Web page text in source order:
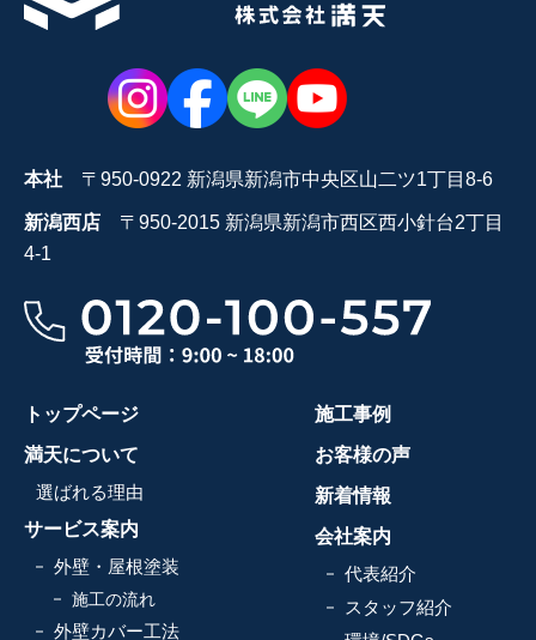
本社 〒950-0922 新潟県新潟市中央区山二ツ1丁目8-6
新潟西店 〒950-2015 新潟県新潟市西区西小針台2丁目
4-1
トップページ
満天について
選ばれる理由
サービス案内
外壁・屋根塗装
施工の流れ
外壁カバー工法
施工事例
お客様の声
新着情報
会社案内
代表紹介
スタッフ紹介